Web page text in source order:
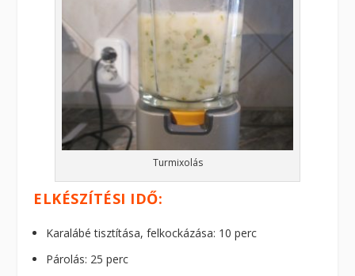
Turmixolás
ELKÉSZÍTÉSI IDŐ:
Karalábé tisztítása, felkockázása: 10 perc
Párolás: 25 perc